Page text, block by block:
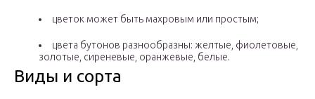
цветок может быть махровым или простым;
цвета бутонов разнообразны: желтые, фиолетовые,
золотые, сиреневые, оранжевые, белые.
Виды и сорта